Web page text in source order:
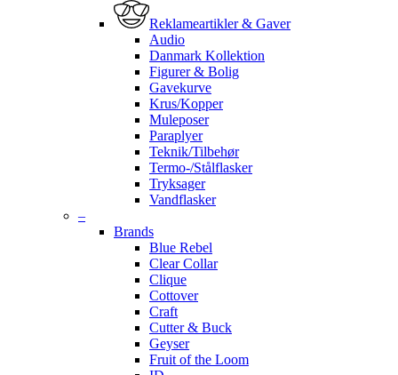
Reklameartikler & Gaver
Audio
Danmark Kollektion
Figurer & Bolig
Gavekurve
Krus/Kopper
Muleposer
Paraplyer
Teknik/Tilbehør
Termo-/Stålflasker
Tryksager
Vandflasker
–
Brands
Blue Rebel
Clear Collar
Clique
Cottover
Craft
Cutter & Buck
Geyser
Fruit of the Loom